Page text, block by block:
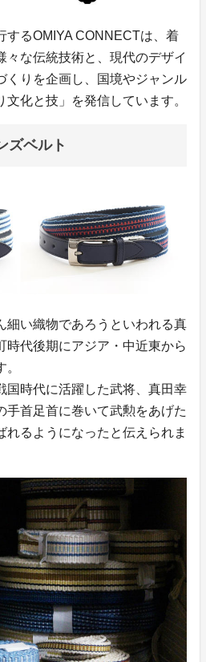
するOMIYA CONNECTは、着
々な伝統技術と、現代のデザイ
くりを企画し、国境やジャンル
化と技」を発信しています。
ズベルト
細い織物であろうといわれる真
時代後期にアジア・中近東から
国時代に活躍した武将、真田幸
手首足首に巻いて武勲をあげた
れるようになったと伝えられま